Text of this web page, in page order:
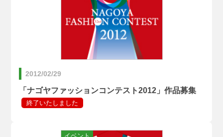
2012/02/29
「ナゴヤファッションコンテスト2012」作品募集